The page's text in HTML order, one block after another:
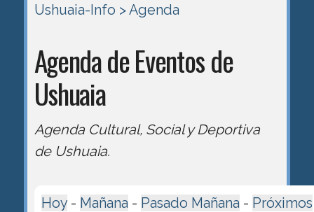
Ushuaia-Info > Agenda
Agenda de Eventos de
Ushuaia
Agenda Cultural, Social y Deportiva
de Ushuaia.
Hoy- Mañana - Pasado Mañana - Próximos